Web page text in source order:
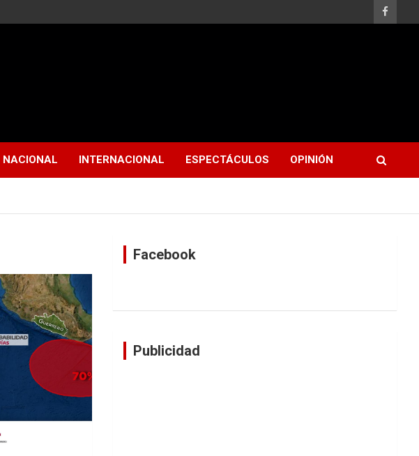
NACIONAL INTERNACIONAL ESPECTÁCULOS OPINIÓN
Facebook
Publicidad